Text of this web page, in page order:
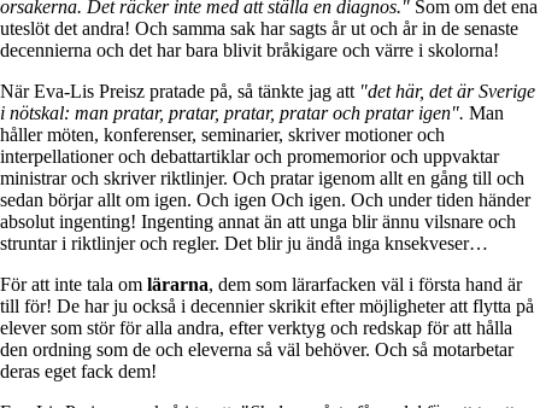
orsakerna. Det räcker inte med att ställa en diagnos." Som om det ena
uteslöt det andra! Och samma sak har sagts år ut och år in de senaste
decennierna och det har bara blivit bråkigare och värre i skolorna!
När Eva-Lis Preisz pratade på, så tänkte jag att "det här, det är Sverige
i nötskal: man pratar, pratar, pratar, pratar och pratar igen". Man
håller möten, konferenser, seminarier, skriver motioner och
interpellationer och debattartiklar och promemorior och uppvaktar
ministrar och skriver riktlinjer. Och pratar igenom allt en gång till och
sedan börjar allt om igen. Och igen Och igen. Och under tiden händer
absolut ingenting! Ingenting annat än att unga blir ännu vilsnare och
struntar i riktlinjer och regler. Det blir ju ändå inga knsekveser…
För att inte tala om lärarna, dem som lärarfacken väl i första hand är
till för! De har ju också i decennier skrikit efter möjligheter att flytta på
elever som stör för alla andra, efter verktyg och redskap för att hålla
den ordning som de och eleverna så väl behöver. Och så motarbetar
deras eget fack dem!